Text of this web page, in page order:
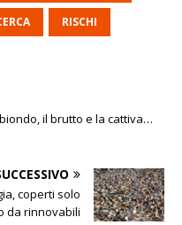
RISCHI
il brutto e la cattiva…
coperti solo
da rinnovabili